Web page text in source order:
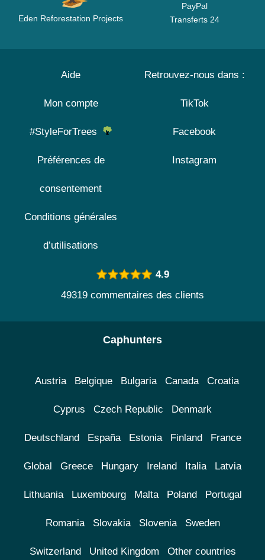
Eden Reforestation Projects
PayPal
Transferts 24
Aide
Mon compte
#StyleForTrees
Préférences de
consentement
Conditions générales
d’utilisations
Retrouvez-nous dans :
TikTok
Facebook
Instagram
4.9
49319 commentaires des clients
Caphunters
Austria Belgique Bulgaria Canada Croatia
Cyprus Czech Republic Denmark
Deutschland España Estonia Finland France
Global Greece Hungary Ireland Italia Latvia
Lithuania Luxembourg Malta Poland Portugal
Romania Slovakia Slovenia Sweden
Switzerland United Kingdom Other countries